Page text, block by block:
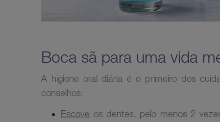
Boca sã para uma vida
A higiene oral diária é o primeiro dos
conselhos:
Escove os dentes, pelo menos 2